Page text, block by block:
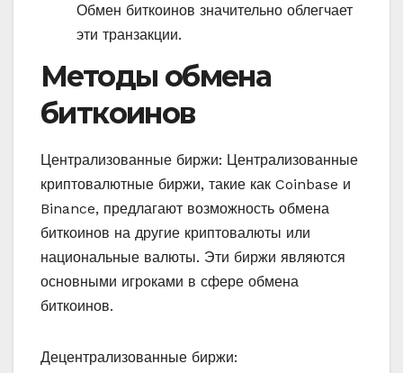
Обмен биткоинов значительно облегчает
эти транзакции.
Методы обмена
биткоинов
Централизованные биржи: Централизованные
криптовалютные биржи, такие как Coinbase и
Binance, предлагают возможность обмена
биткоинов на другие криптовалюты или
национальные валюты. Эти биржи являются
основными игроками в сфере обмена
биткоинов.
Децентрализованные биржи: